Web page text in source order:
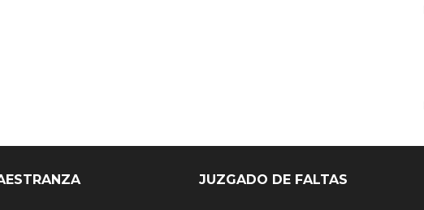
JUZGADO DE FALTAS